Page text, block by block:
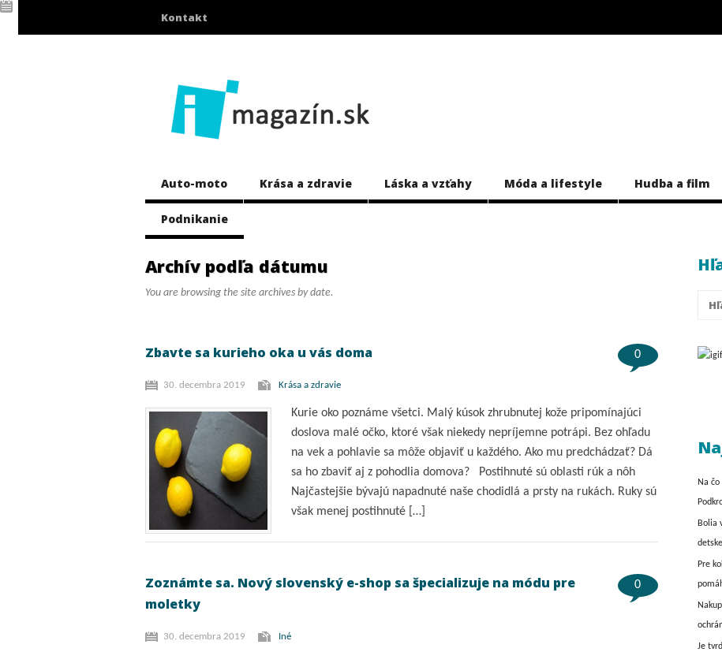
Kontakt
Auto-moto Krása a zdravie Láska a vzťahy Móda a lifestyle Hudba a film
Podnikanie
Archív podľa dátumu
You are browsing the site archives by date.
0
Zbavte sa kurieho oka u vás doma
30. decembra 2019 Krása a zdravie
Kurie oko poznáme všetci. Malý kúsok zhrubnutej kože pripomínajúci
doslova malé očko, ktoré však niekedy nepríjemne potrápi. Bez ohľadu
na vek a pohlavie sa môže objaviť u každého. Ako mu predchádzať? Dá
sa ho zbaviť aj z pohodlia domova? Postihnuté sú oblasti rúk a nôh
Najčastejšie bývajú napadnuté naše chodidlá a prsty na rukách. Ruky sú
však menej postihnuté […]
0
Zoznámte sa. Nový slovenský e-shop sa špecializuje na módu pre
moletky
30. decembra 2019 Iné
Na
Bolia
Pre
Je